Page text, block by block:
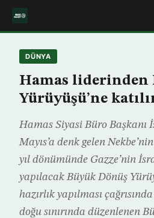
DÜNYA
Hamas liderinden
Yürüyüşü’ne
Hamas Siyasi Büro Başkanı
Mayıs’a denk gelen
yıl dönümünde Gazze’nin
yapılacak Büyük Dönüş
hazırlık yapılması
doğu sınırında düzenlenen